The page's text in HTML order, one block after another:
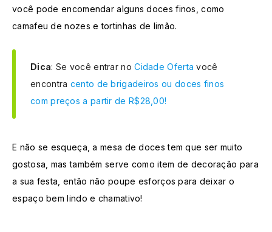
você pode encomendar alguns doces finos, como
camafeu de nozes e tortinhas de limão.
Dica: Se você entrar noCidade Oferta você
encontra cento de brigadeiros ou doces finos
com preços a partir de R$28,00!
E não se esqueça, a mesa de doces tem que ser muito
gostosa, mas também serve como item de decoração para
a sua festa, então não poupe esforços para deixar o
espaço bem lindo e chamativo!